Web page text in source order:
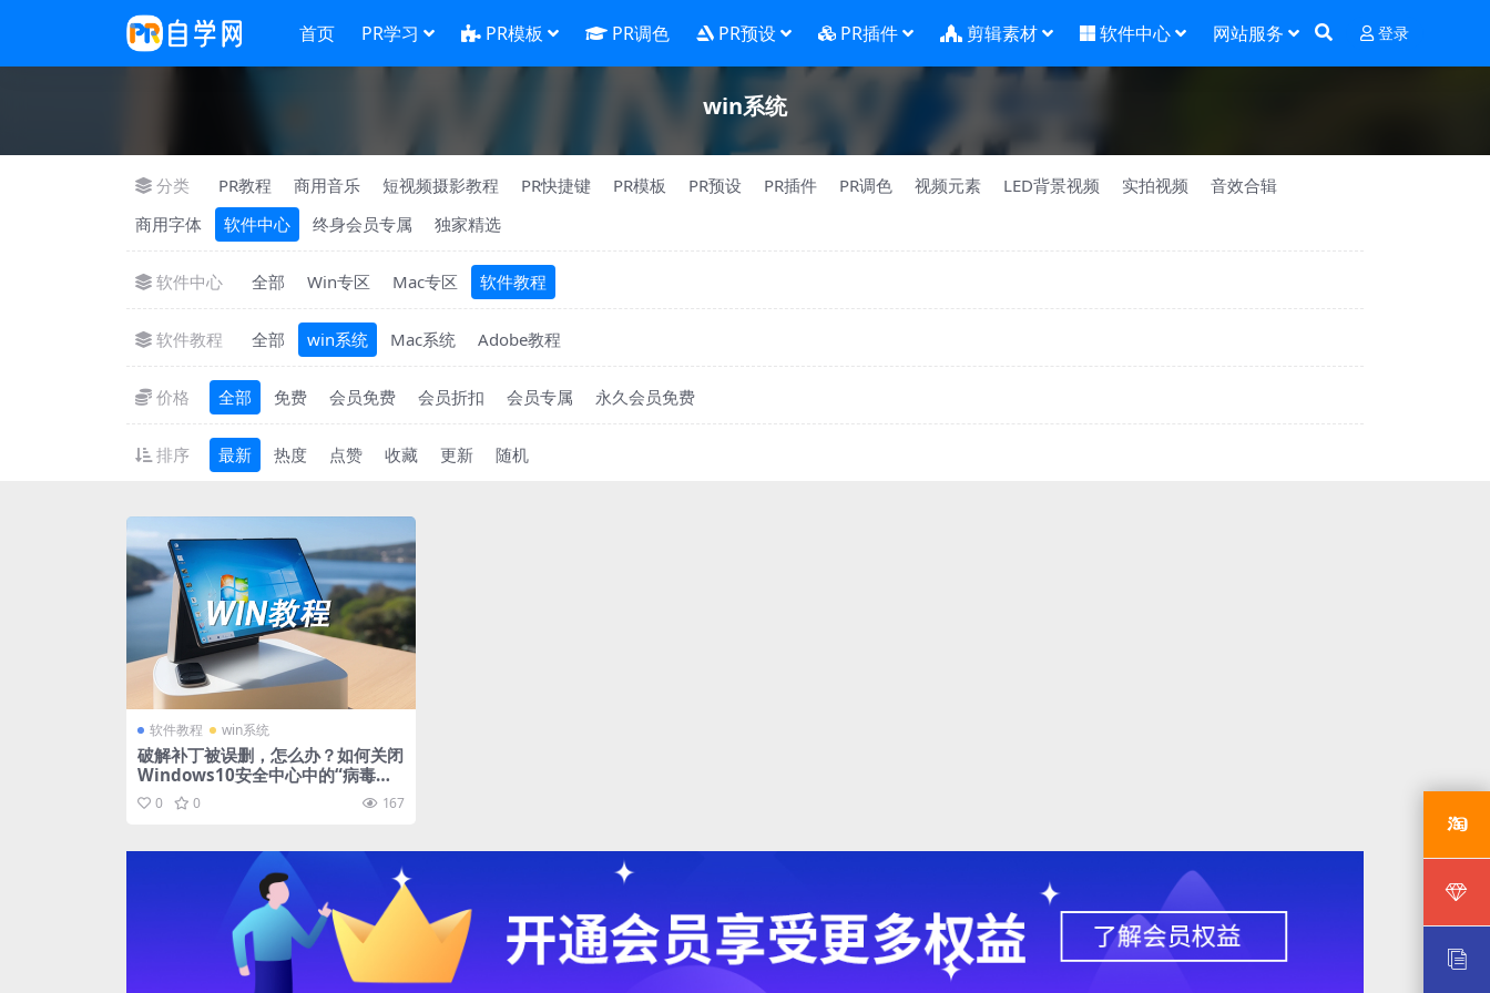
首页 PR学习 PR模板 PR调色 PR预设 PR插件 剪辑素材 软件中心 网站服务 登录
win系统
分类 PR教程 商用音乐 短视频摄影教程 PR快捷键 PR模板 PR预设 PR插件 PR调色 视频元素 LED背景视频 实拍视频
音效合辑
商用字体
软件中心 终身会员专属 独家精选
软件中心 全部 Win专区 Mac专区 软件教程
软件教程 全部 win系统 Mac系统 Adobe教程
价格 全部 免费 会员免费 会员折扣 会员专属 永久会员免费
排序 最新 热度 点赞 收藏 更新 随机
软件教程 win系统
破解补丁被误删，怎么办？如何关闭
Windows10安全中心中的“病毒和
威胁保护”！
0 0 167